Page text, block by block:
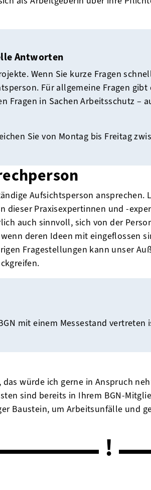
Antworten
Wenn Sie kurze Fragen
Für allgemeine Fragen
Fragen in Sachen Arbeitsschutz –
Sie von Montag bis Freitag
Aufsichtsperson ansprechen.
dieser Praxisexpertinnen und -
auch sinnvoll, sich von der
deren Ideen mit eingeflossen
Fragestellungen kann unser
mit einem Messestand
würde ich gerne in Anspruch
sind bereits in Ihrem BGN-
Baustein, um Arbeitsunfälle und